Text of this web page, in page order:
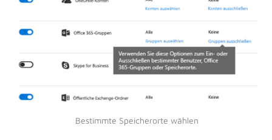
Bestimmte Speicherorte wählen